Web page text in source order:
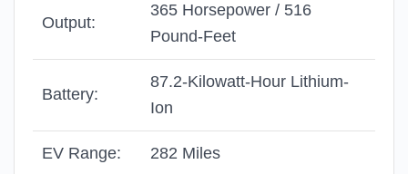
Output:
365 Horsepower / 516
Pound-Feet
Battery:
87.2-Kilowatt-Hour Lithium-
Ion
EV Range: 282 Miles